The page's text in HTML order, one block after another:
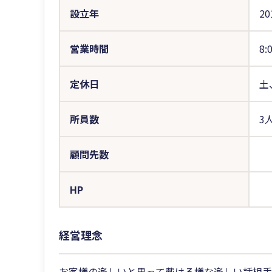
設立年
営業時間
定休日 土
所員数 3
顧問先数
HP
経営理念